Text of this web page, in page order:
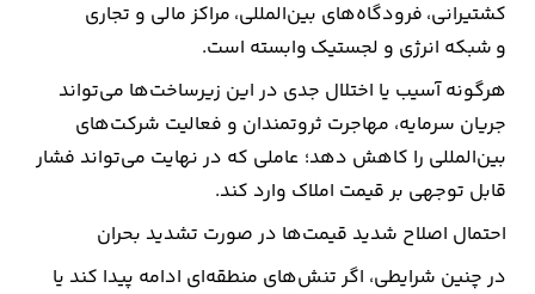
کشتیرانی، فرودگاه‌های بین‌المللی، مراکز مالی و تجاری
و شبکه انرژی و لجستیک وابسته است.
هرگونه آسیب یا اختلال جدی در این زیرساخت‌ها می‌تواند
جریان سرمایه، مهاجرت ثروتمندان و فعالیت شرکت‌های
بین‌المللی را کاهش دهد؛ عاملی که در نهایت می‌تواند فشار
قابل توجهی بر قیمت املاک وارد کند.
احتمال اصلاح شدید قیمت‌ها در صورت تشدید بحران
در چنین شرایطی، اگر تنش‌های منطقه‌ای ادامه پیدا کند یا